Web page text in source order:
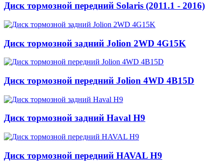
Диск тормозной передний Solaris (2011.1 - 2016)
Диск тормозной задний Jolion 2WD 4G15K
Диск тормозной передний Jolion 4WD 4B15D
Диск тормозной задний Haval H9
Диск тормозной передний HAVAL H9